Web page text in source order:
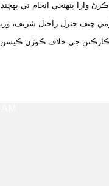
وارا پنهنجي انجام تي
چيف جنرل راحيل شريف،
۽ ڪارڪنن جي خلاف ڪوڙن